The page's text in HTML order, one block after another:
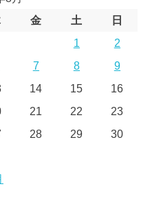
金 土
日
1
2
7 8
9
14 15
16
21 22
23
28 29
30